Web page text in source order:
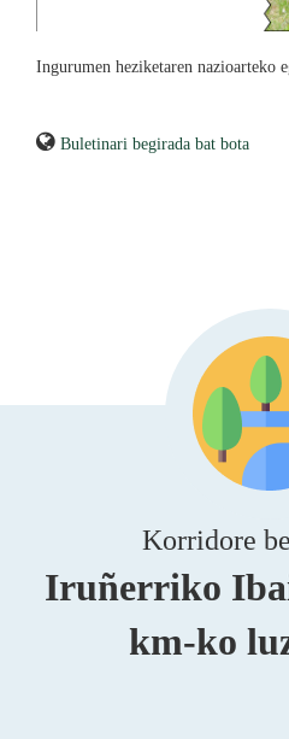
Ingurumen heziketaren nazioarteko
Buletinari begirada bat bota
Korridore
Iruñerriko
km-ko